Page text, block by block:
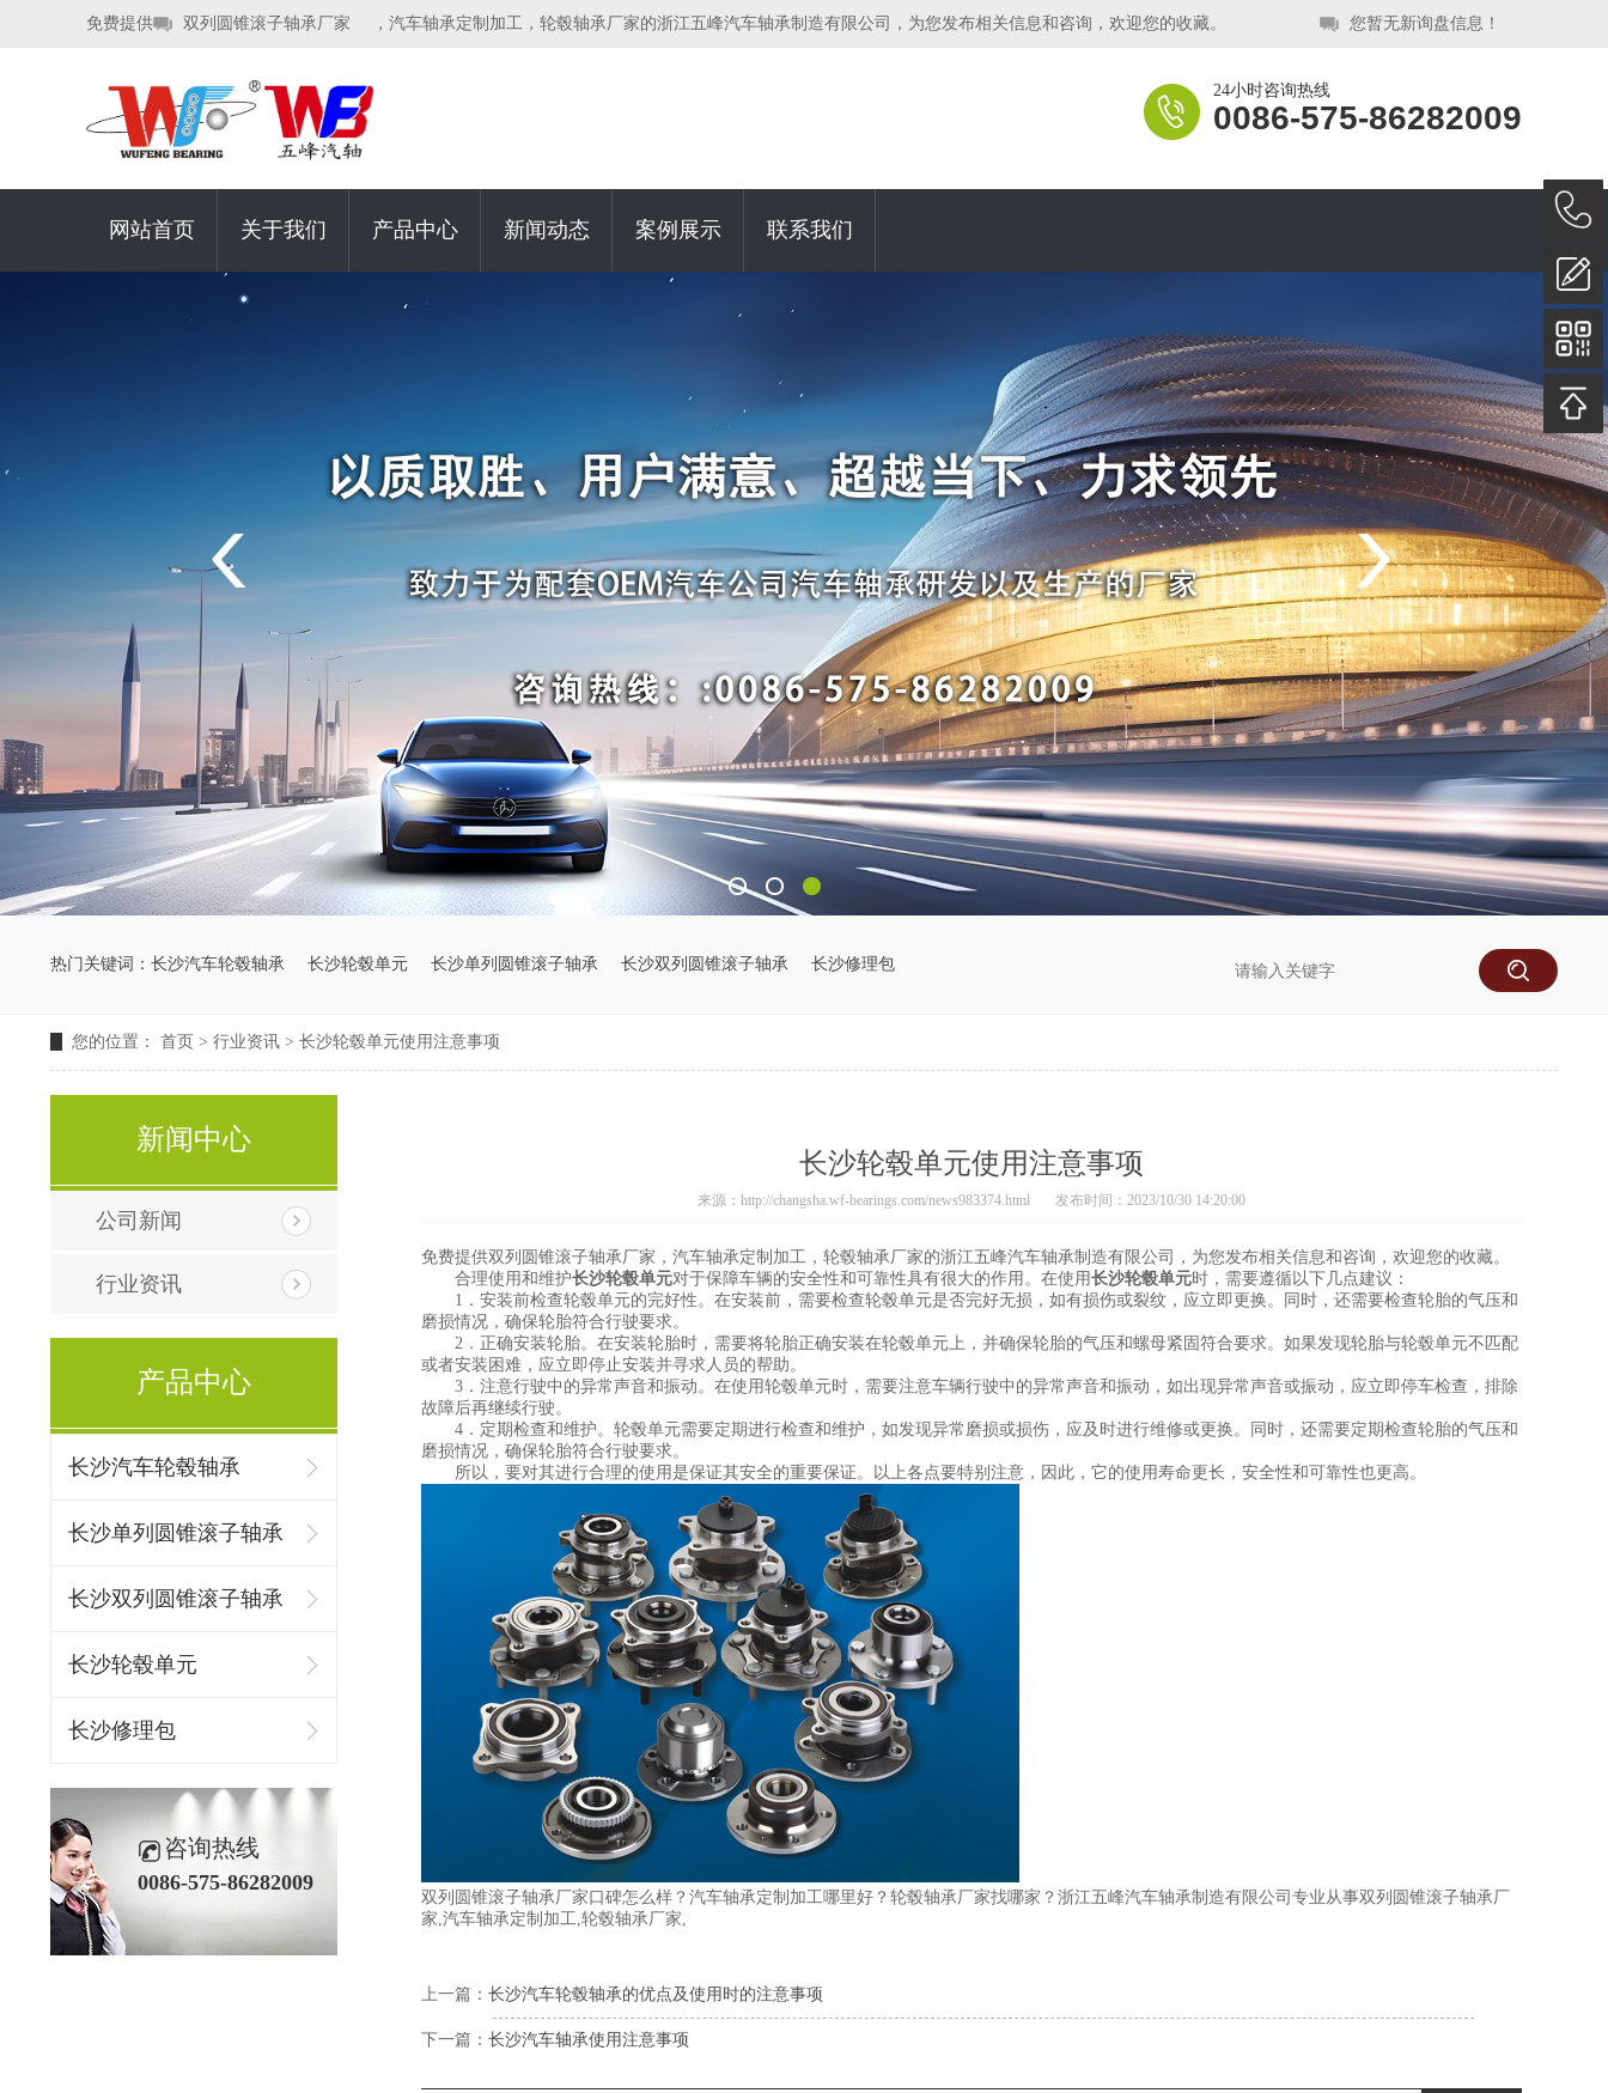
您暂无新询盘信息！
免费提供 双列圆锥滚子轴承厂家 ，汽车轴承定制加工，轮毂轴承厂家的浙江五峰汽车轴承制造有限公司，为您发布相关信息和咨询，欢迎您的收藏。
24小时咨询热线
0086-575-86282009
网站首页 关于我们 产品中心 新闻动态 案例展示 联系我们
热门关键词： 长沙汽车轮毂轴承 长沙轮毂单元 长沙单列圆锥滚子轴承 长沙双列圆锥滚子轴承 长沙修理包
您的位置： 首页 > 行业资讯 > 长沙轮毂单元使用注意事项
新闻中心
公司新闻
行业资讯
产品中心
长沙汽车轮毂轴承
长沙单列圆锥滚子轴承
长沙双列圆锥滚子轴承
长沙轮毂单元
长沙修理包
咨询热线
0086-575-86282009
长沙轮毂单元使用注意事项
来源：http://changsha.wf-bearings.com/news983374.html 发布时间：2023/10/30 14:20:00
免费提供双列圆锥滚子轴承厂家 ，汽车轴承定制加工，轮毂轴承厂家的浙江五峰汽车轴承制造有限公司，为您发布相关信息和咨询，欢迎您的收藏。
合理使用和维护长沙轮毂单元对于保障车辆的安全性和可靠性具有很大的作用。在使用长沙轮毂单元时，需要遵循以下几点建议：
1．安装前检查轮毂单元的完好性。在安装前，需要检查轮毂单元是否完好无损，如有损伤或裂纹，应立即更换。同时，还需要检查轮胎的气压和
磨损情况，确保轮胎符合行驶要求。
2．正确安装轮胎。在安装轮胎时，需要将轮胎正确安装在轮毂单元上，并确保轮胎的气压和螺母紧固符合要求。如果发现轮胎与轮毂单元不匹配
或者安装困难，应立即停止安装并寻求人员的帮助。
3．注意行驶中的异常声音和振动。在使用轮毂单元时，需要注意车辆行驶中的异常声音和振动，如出现异常声音或振动，应立即停车检查，排除
故障后再继续行驶。
4．定期检查和维护。轮毂单元需要定期进行检查和维护，如发现异常磨损或损伤，应及时进行维修或更换。同时，还需要定期检查轮胎的气压和
磨损情况，确保轮胎符合行驶要求。
所以，要对其进行合理的使用是保证其安全的重要保证。以上各点要特别注意，因此，它的使用寿命更长，安全性和可靠性也更高。
双列圆锥滚子轴承厂家口碑怎么样？汽车轴承定制加工哪里好？轮毂轴承厂家找哪家？浙江五峰汽车轴承制造有限公司专业从事双列圆锥滚子轴承厂
家,汽车轴承定制加工,轮毂轴承厂家,
上一篇： 长沙汽车轮毂轴承的优点及使用时的注意事项
下一篇： 长沙汽车轴承使用注意事项